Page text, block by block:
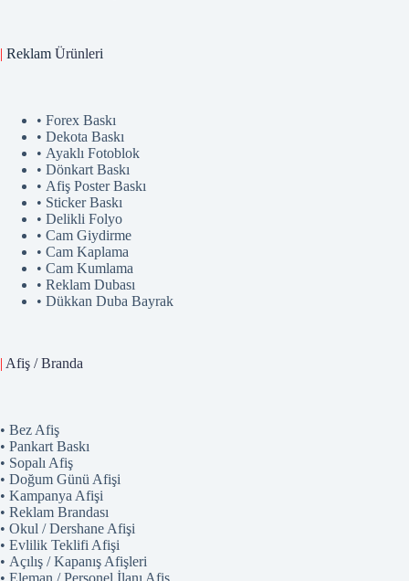
| Reklam Ürünleri
• Forex Baskı
• Dekota Baskı
• Ayaklı Fotoblok
• Dönkart Baskı
• Afiş Poster Baskı
• Sticker Baskı
• Delikli Folyo
• Cam Giydirme
• Cam Kaplama
• Cam Kumlama
• Reklam Dubası
• Dükkan Duba Bayrak
| Afiş / Branda
• Bez Afiş
• Pankart Baskı
• Sopalı Afiş
• Doğum Günü Afişi
• Kampanya Afişi
• Reklam Brandası
• Okul / Dershane Afişi
• Evlilik Teklifi Afişi
• Açılış / Kapanış Afişleri
• Eleman / Personel İlanı Afiş